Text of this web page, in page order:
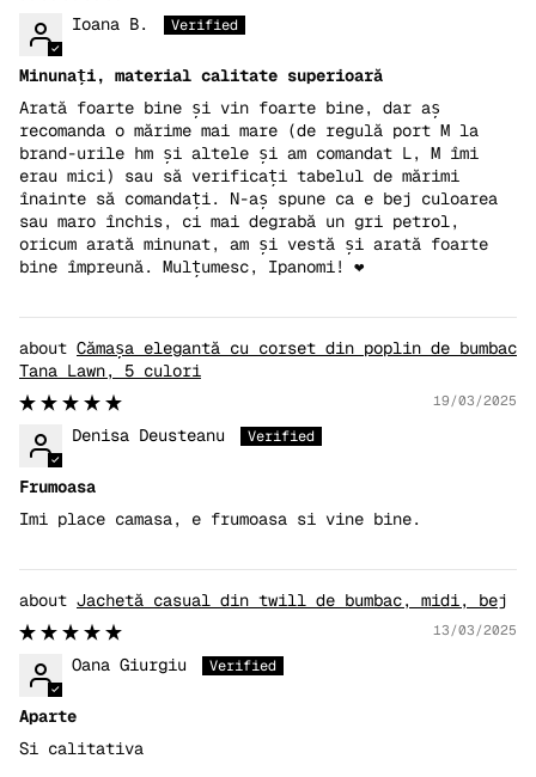
Ioana B.
Minunați, material calitate superioară
Arată foarte bine și vin foarte bine, dar aș
recomanda o mărime mai mare (de regulă port M la
brand-urile hm și altele și am comandat L, M îmi
erau mici) sau să verificați tabelul de mărimi
înainte să comandați. N-aș spune ca e bej culoarea
sau maro închis, ci mai degrabă un gri petrol,
oricum arată minunat, am și vestă și arată foarte
bine împreună. Mulțumesc, Ipanomi! ❤️
Cămașa elegantă cu corset din poplin de bumbac
Tana Lawn, 5 culori
19/03/2025
Denisa Deusteanu
Frumoasa
Imi place camasa, e frumoasa si vine bine.
Jachetă casual din twill de bumbac, midi, bej
13/03/2025
Oana Giurgiu
Aparte
Si calitativa